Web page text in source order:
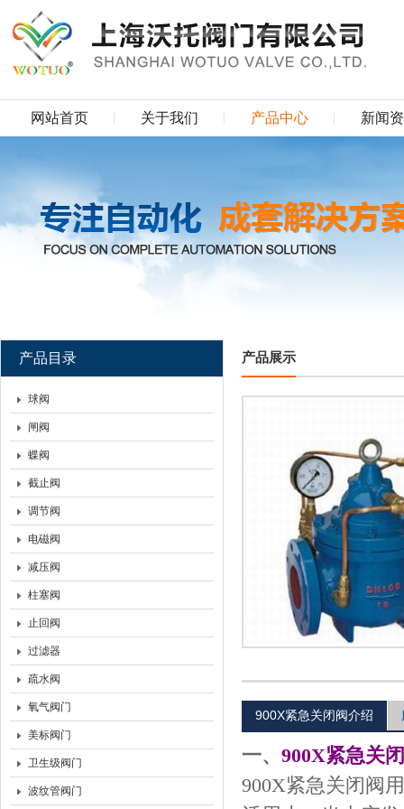
上海沃托阀门有限公司
网站首页 关于我们 产品中心 新闻
产品目录
球阀
闸阀
蝶阀
截止阀
调节阀
电磁阀
减压阀
柱塞阀
止回阀
过滤器
疏水阀
氧气阀门
美标阀门
卫生级阀门
波纹管阀门
产品展示
900X紧急关闭阀介绍
一、 900X紧急关
900X紧急关闭阀